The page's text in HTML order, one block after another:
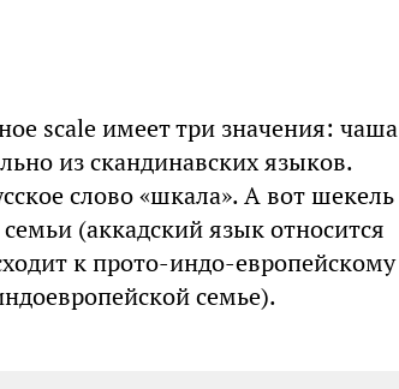
scale имеет три значения: чаша
из скандинавских языков.
слово «шкала». А вот шекель
(аккадский язык относится
к прото-индо-европейскому
семье).